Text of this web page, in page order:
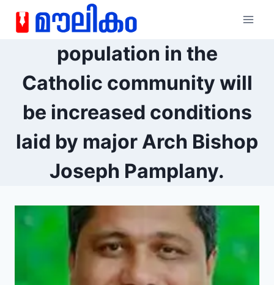
population in the
Catholic community will
be increased conditions
laid by major Arch Bishop
Joseph Pamplany.